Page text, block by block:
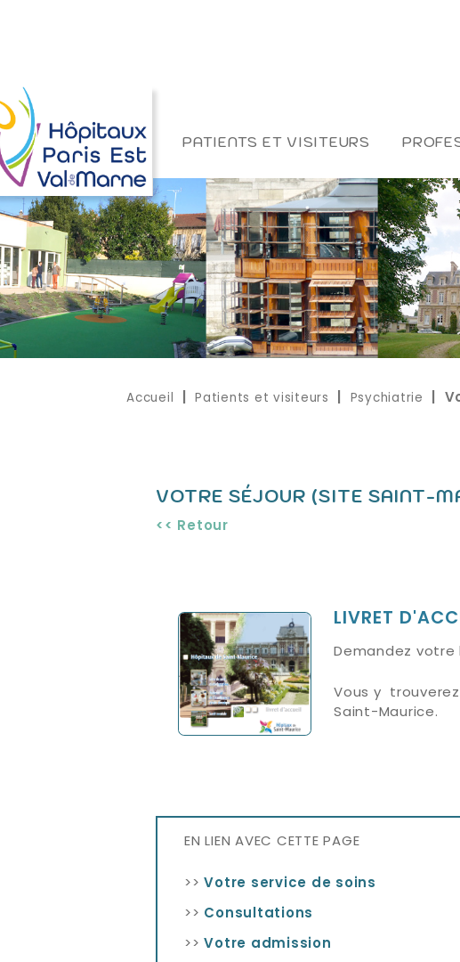
PATIENTS ET VISITEURS
Accueil Patients et visiteurs Psychiatrie |
VOTRE SÉJOUR (SITE SAINT-
<< Retour
LIVRET
Demandez votre
Vous y
Saint-Maurice.
EN LIEN AVEC CETTE PAGE
>>Votre service de soins
>> Consultations
>>Votre admission